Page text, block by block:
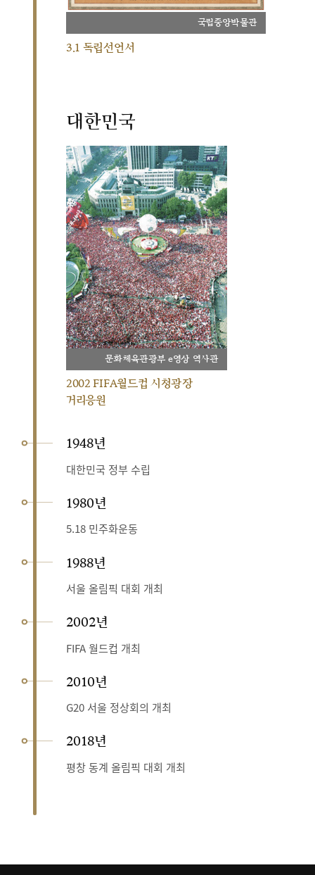
국립중앙박물관
3.1 독립선언서
대한민국
문화체육관광부 e영상 역사관
2002 FIFA월드컵 시청광장
거리응원
1948년
대한민국 정부 수립
1980년
5.18 민주화운동
1988년
서울 올림픽 대회 개최
2002년
FIFA 월드컵 개최
2010년
G20 서울 정상회의 개최
2018년
평창 동계 올림픽 대회 개최